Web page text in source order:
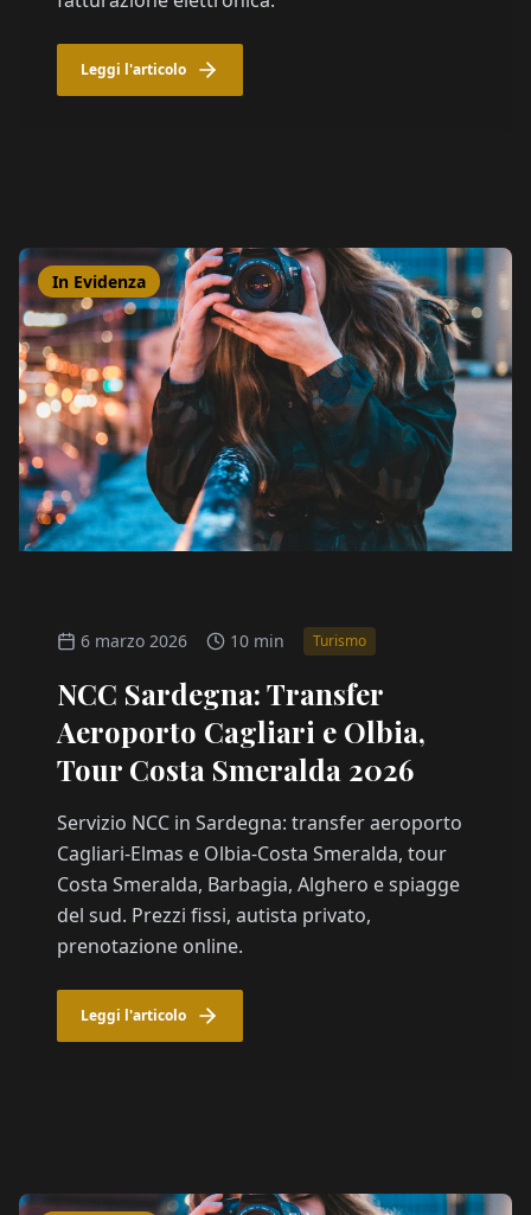
Leggi l'articolo
In Evidenza
6 marzo 2026 10 min Turismo
NCC Sardegna: Transfer
Aeroporto Cagliari e Olbia,
Tour Costa Smeralda 2026
Servizio NCC in Sardegna: transfer aeroporto
Cagliari-Elmas e Olbia-Costa Smeralda, tour
Costa Smeralda, Barbagia, Alghero e spiagge
del sud. Prezzi fissi, autista privato,
prenotazione online.
Leggi l'articolo